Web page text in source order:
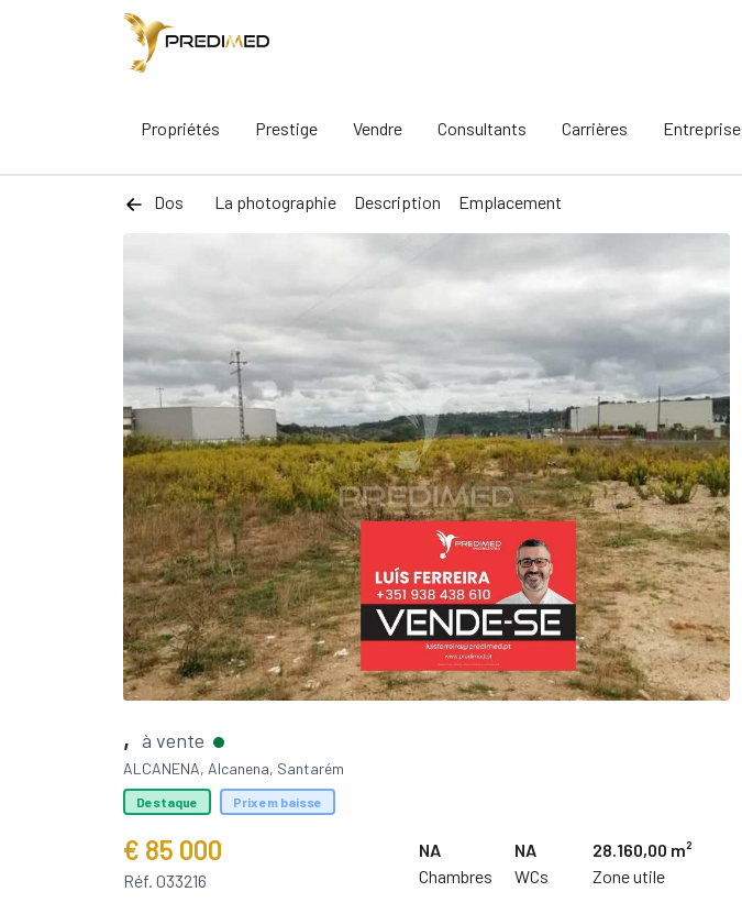
Propriétés Prestige Vendre Consultants Carrières Entreprise
Dos La photographie Description Emplacement
, à vente
ALCANENA, Alcanena, Santarém
Destaque Prix em baisse
€ 85 000
Réf. 033216
NA
Chambres
NA
WCs
28.160,00 m²
Zone utile